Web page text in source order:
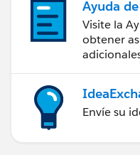
Ayuda
Visite la
obtener
Envíe su